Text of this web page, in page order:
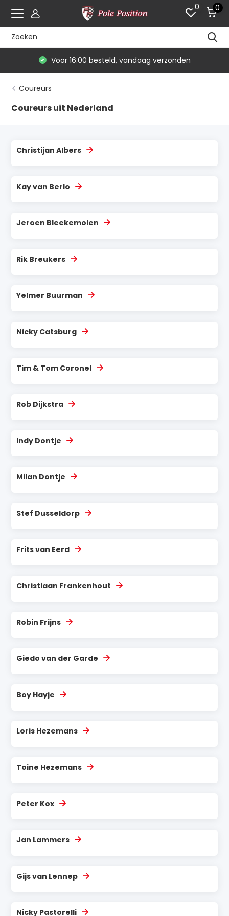
0 0
Voor 16:00 besteld, vandaag verzonden
Coureurs
Coureurs uit Nederland
Christijan Albers
Kay van Berlo
Jeroen Bleekemolen
Rik Breukers
Yelmer Buurman
Nicky Catsburg
Tim & Tom Coronel
Rob Dijkstra
Indy Dontje
Milan Dontje
Stef Dusseldorp
Frits van Eerd
Christiaan Frankenhout
Robin Frijns
Giedo van der Garde
Boy Hayje
Loris Hezemans
Toine Hezemans
Peter Kox
Jan Lammers
Gijs van Lennep
Nicky Pastorelli